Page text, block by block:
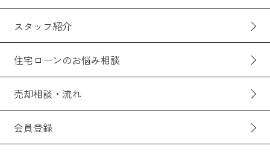
スタッフ紹介
住宅ローンのお悩み相談
売却相談・流れ
会員登録